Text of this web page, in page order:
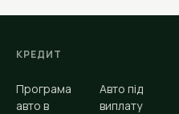
КРЕДИТ
Програма
авто в
Авто під
виплату